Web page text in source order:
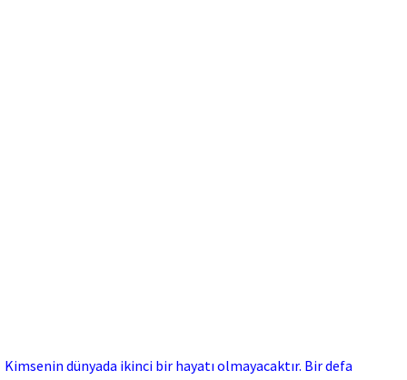
Kimsenin dünyada ikinci bir hayatı olmayacaktır. Bir defa